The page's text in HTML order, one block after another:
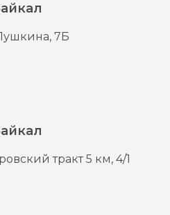
7Б
тракт 5 км, 4/1